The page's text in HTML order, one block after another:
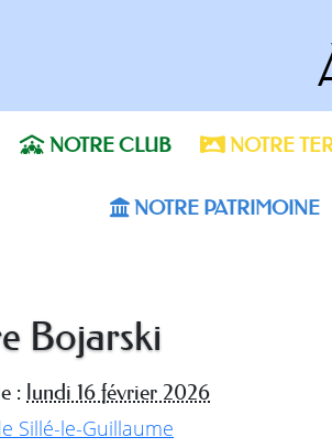
NOTRE CLUB NOTRE
NOTRE PATRIMOINE
Bojarski
: lundi 16 février 2026
Sillé-le-Guillaume